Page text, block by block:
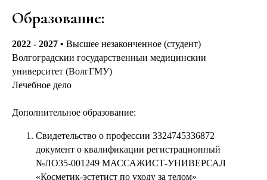
Образование:
2022 - 2027 • Высшее незаконченное (студент)
Волгоградскии государственныи медицинскии
университет (ВолгГМУ)
Лечебное дело
Дополнительное образование:
Свидетельство о профессии 3324745336872
документ о квалификации регистрационный
№ЛО35-001249 МАССАЖИСТ-УНИВЕРСАЛ
«Косметик-эстетист по уходу за телом»